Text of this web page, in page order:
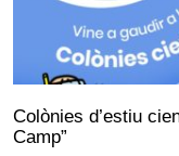
Colònies d’estiu
Camp”